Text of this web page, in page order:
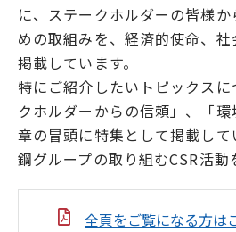
に、ステークホルダーの皆様
めの取組みを、経済的使命、
掲載しています。
特にご紹介したいトピックス
クホルダーからの信頼」、「
章の冒頭に特集として掲載し
鋼グループの取り組むCSR活動
全頁をご覧になる方は